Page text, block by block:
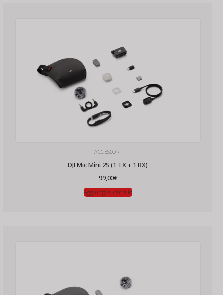
ACCESSORI
DJI Mic Mini 2S (1 TX + 1 RX)
99,00€
Aggiungi al carrello